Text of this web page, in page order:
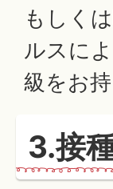
もしく
ルスに
級をお
3.接